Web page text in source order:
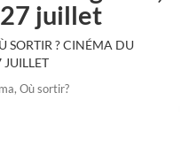
27 juillet
SORTIR ? CINÉMA DU
, Où sortir?